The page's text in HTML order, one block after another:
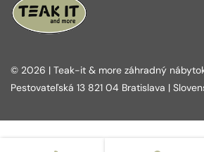
© 2026 | Teak-it & more záhradný
Pestovateľská 13 821 04 Bratislava |